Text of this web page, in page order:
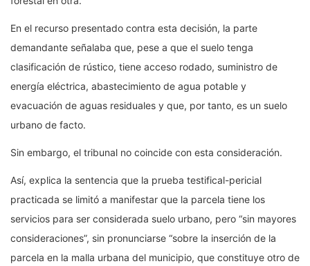
En el recurso presentado contra esta decisión, la parte
demandante señalaba que, pese a que el suelo tenga
clasificación de rústico, tiene acceso rodado, suministro de
energía eléctrica, abastecimiento de agua potable y
evacuación de aguas residuales y que, por tanto, es un suelo
urbano de facto.
Sin embargo, el tribunal no coincide con esta consideración.
Así, explica la sentencia que la prueba testifical-pericial
practicada se limitó a manifestar que la parcela tiene los
servicios para ser considerada suelo urbano, pero “sin mayores
consideraciones”, sin pronunciarse “sobre la inserción de la
parcela en la malla urbana del municipio, que constituye otro de